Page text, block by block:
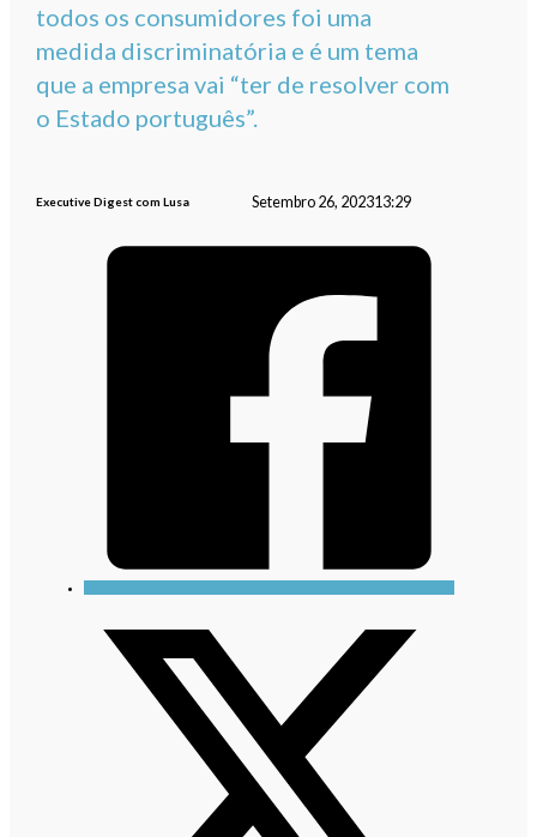
todos os consumidores foi uma
medida discriminatória e é um tema
que a empresa vai “ter de resolver com
o Estado português”.
Executive Digest com Lusa Setembro 26, 202313:29